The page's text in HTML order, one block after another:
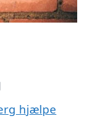
hjælpe